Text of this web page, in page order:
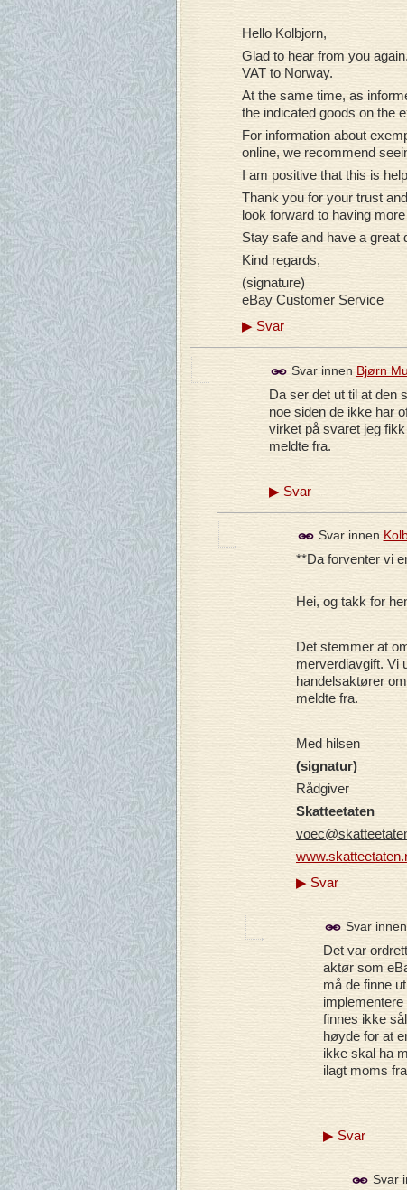
Hello Kolbjorn,
Glad to hear from you
VAT to Norway.
At the same time, as
the indicated goods on the
For information about
online, we recommend
I am positive that this is
Thank you for your trust
look forward to having
Stay safe and have a great
Kind regards,
(signature)
eBay Customer Service
▶Svar
Svar innen Bjørn
Da ser det ut til at den
noe siden de ikke har
virket på svaret jeg
meldte fra.
▶Svar
Svar innen
**Da forventer vi
Hei, og takk for
Det stemmer at
merverdiavgift. Vi
handelsaktører
meldte fra.
Med hilsen
(signatur)
Rådgiver
Skatteetaten
▶Svar
Svar innen
Det var
aktør som
må de finne
finnes ikke
høyde for at
ikke skal ha
ilagt moms
▶Svar
Svar